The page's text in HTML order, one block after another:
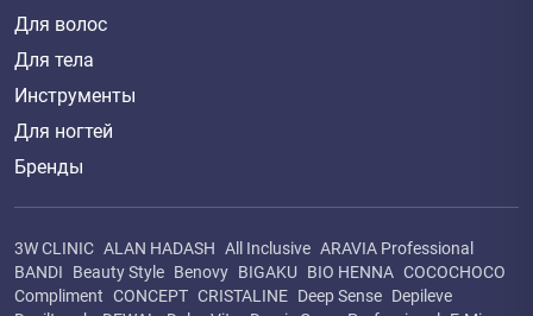
Для волос
Для тела
Инструменты
Для ногтей
Бренды
3W CLINIC ALAN HADASH All Inclusive ARAVIA Professional
BANDI
Beauty Style Benovy BIGAKU BIO HENNA COCOCHOCO
Compliment CONCEPT CRISTALINE Deep Sense Depileve